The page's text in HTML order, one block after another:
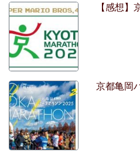
【感想
京都亀岡